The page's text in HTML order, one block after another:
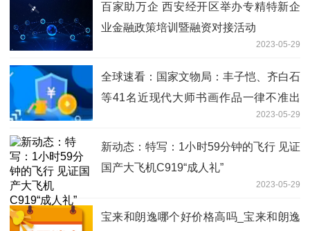
百家助万企 西安经开区举办专精特新企
业金融政策培训暨融资对接活动
2023-05-29
全球速看：国家文物局：丰子恺、齐白石
等41名近现代大师书画作品一律不准出
2023-05-29
新动态：特写：1小时59分钟的飞行 见证
国产大飞机C919“成人礼”
2023-05-29
宝来和朗逸哪个好价格高吗_宝来和朗逸